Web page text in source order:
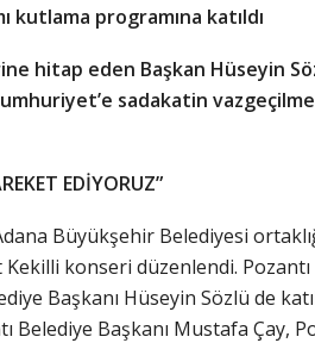
kutlama programına katıldı
hitap eden Başkan Hüseyin
sadakatin
EDİYORUZ”
Büyükşehir Belediyesi
Kekilli konseri düzenlendi.
Başkanı Hüseyin Sözlü de
Başkanı Mustafa Çay,